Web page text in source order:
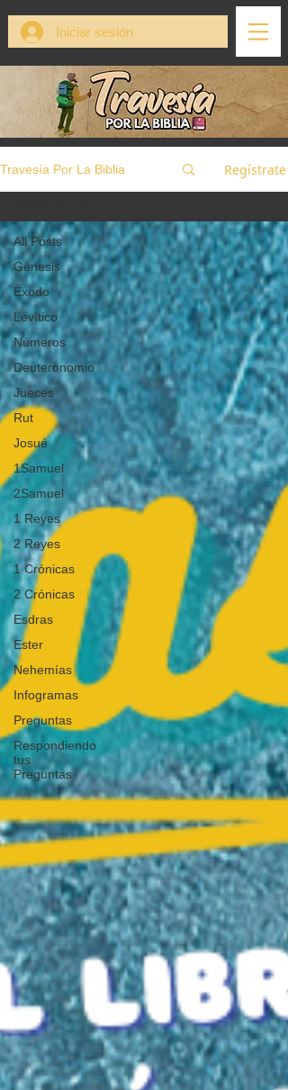
Iniciar sesión
Travesía Por La Biblia Regístrate
All Posts
Génesis
Éxodo
Levítico
Números
Deuteronomio
Jueces
Rut
Josué
1Samuel
2Samuel
1 Reyes
2 Reyes
1 Crónicas
2 Crónicas
Esdras
Ester
Nehemías
Infogramas
Preguntas
Respondiendo
tus
Preguntas